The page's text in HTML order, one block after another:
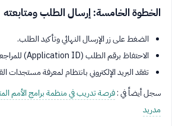
الخطوة الخامسة: إرسال الطلب ومتابعته
الضغط على زر الإرسال النهائي وتأكيد الطلب.
الاحتفاظ برقم الطلب (Application ID) للمراجعة.
تفقد البريد الإلكتروني بانتظام لمعرفة مستجدات
سجل أيضاً في :
مدريد